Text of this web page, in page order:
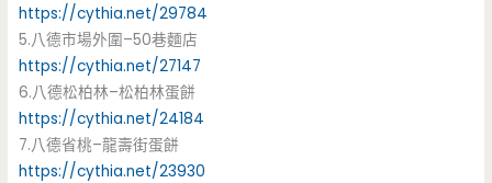
https://cythia.net/29784
5.八德市場外圍–50巷麵店
https://cythia.net/27147
6.八德松柏林–松柏林蛋餅
https://cythia.net/24184
7.八德省桃–龍壽街蛋餅
https://cythia.net/23930